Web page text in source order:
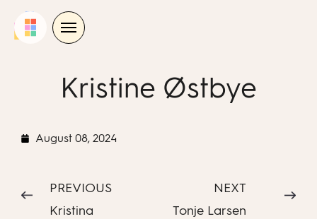
Kristine Østbye
August 08, 2024
PREVIOUS
Kristina
NEXT
Tonje Larsen